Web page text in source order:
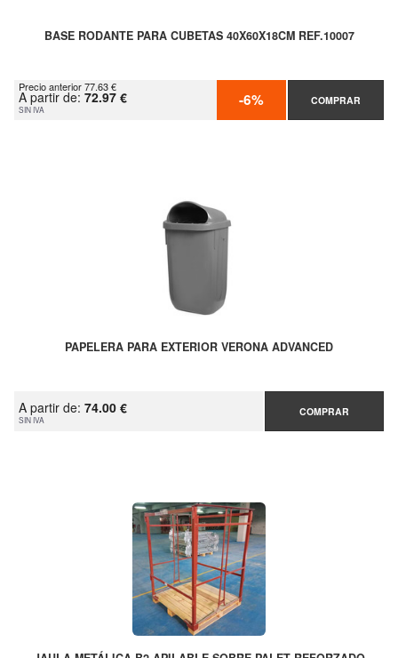
BASE RODANTE PARA CUBETAS 40X60X18CM REF.10007
Precio anterior 77.63 €
A partir de: 72.97 €
SIN IVA -6% COMPRAR
PAPELERA PARA EXTERIOR VERONA ADVANCED
A partir de: 74.00 €
SIN IVA
COMPRAR